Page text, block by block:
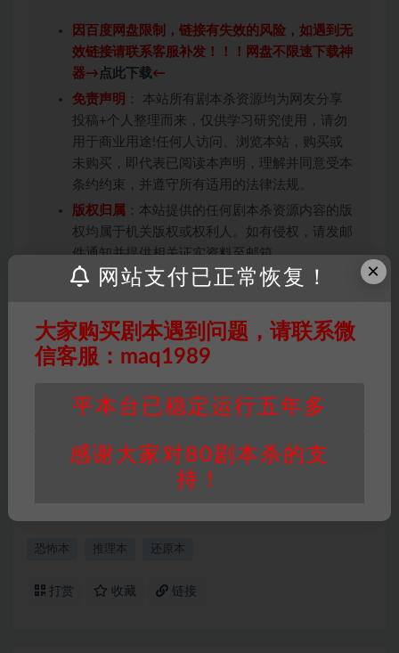
因百度网盘限制，链接有失效的风险，如遇到无
效链接请联系客服补发！！！网盘不限速下载神
器→ 点此下载←
免责声明 ： 本站所有剧本杀资源均为网友分享
投稿+个人整理而来，仅供学习研究使用，请勿
用于商业用途!任何人访问、浏览本站，购买或
未购买，即代表已阅读本声明，理解并同意受本
条约约束，并遵守所有适用的法律法规。
版权归属 ：本站提供的任何剧本杀资源内容的版
权均属于机关版权或权利人。如有侵权，请发邮
件通知并提供相关证实资料至邮箱
448271243@qq.com，如若情况属实，我们将
积分说明∶剧本杀下载所需积分非剧本杀资源自
身价值，本站积分为本站收取的赞助费，用于本
站整理资料的时间成本及网站运营所需支出费
重要提醒∶任何情况下，本站及相关人士对于访
承担任何责任。未经许可的【搬运】和【账号共
享】可能会被取消VIP，恕不另行通知！
恐怖本 推理本 还原本
打赏 收藏 链接
×
网站支付已正常恢复！
大家购买剧本遇到问题，请联系微
信客服：maq1989
平本台已稳定运行五年多
感谢大家对80剧本杀的支
持！